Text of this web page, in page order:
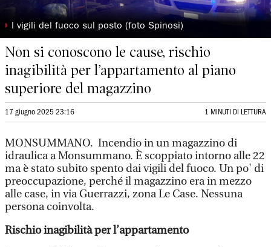
◗ I vigili del fuoco sul posto (foto Spinosi)
Non si conoscono le cause, rischio
inagibilità per l’appartamento al piano
superiore del magazzino
17 giugno 2025 23:16 1 MINUTI DI LETTURA
MONSUMMANO. Incendio in un magazzino di
idraulica a Monsummano. È scoppiato intorno alle 22
ma è stato subito spento dai vigili del fuoco. Un po' di
preoccupazione, perché il magazzino era in mezzo
alle case, in via Guerrazzi, zona Le Case. Nessuna
persona coinvolta.
Rischio inagibilità per l’appartamento